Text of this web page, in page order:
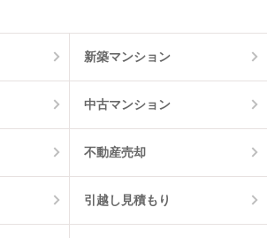
新築マンション
中古マンション
不動産売却
引越し見積もり